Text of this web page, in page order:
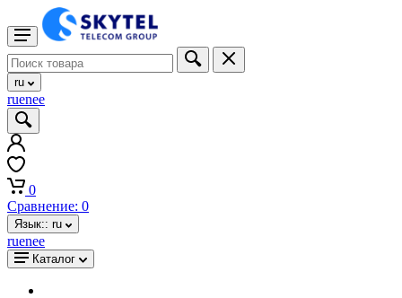
ru
ruenee
0
Сравнение: 0
Язык:: ru
ruenee
Каталог